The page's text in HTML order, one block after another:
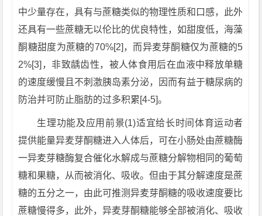
中少量存在，具有与蔗糖类似的物理性质和口感，此外
还具有一些蔗糖无以伦比的优良特性，如甜度低，海藻
酮糖甜度为蔗糖的70%[2]，而异麦芽酮糖仅为蔗糖的5
2%[3]，非致龋齿性，被人体食用后在血液中释放单糖
的速度缓慢且不刺激胰岛素分泌，因而有益于糖尿病的
防治并可防止脂肪的过多积累[4-5]。
生理功能及应用前景(1)适宜给长时间体育运动者
提供能量异麦芽酮糖进入人体后，可在小肠处由蔗糖酶
一异麦芽糖酶复合催化水解成与蔗糖分解物相同的葡萄
糖和果糖，从而被消化、吸收。但由于其分解速度是蔗
糖的五分之一，由此可推测异麦芽酮糖的吸收速度要比
蔗糖慢得多，此外，异麦芽酮糖能够全部被消化、吸收